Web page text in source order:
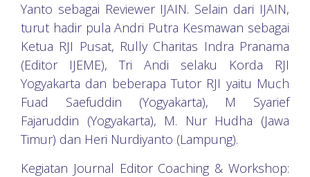
Yanto sebagai Reviewer IJAIN. Selain dari IJAIN,
turut hadir pula Andri Putra Kesmawan sebagai
Ketua RJI Pusat, Rully Charitas Indra Pranama
(Editor IJEME), Tri Andi selaku Korda RJI
Yogyakarta dan beberapa Tutor RJI yaitu Much
Fuad Saefuddin (Yogyakarta), M Syarief
Fajaruddin (Yogyakarta), M. Nur Hudha (Jawa
Timur) dan Heri Nurdiyanto (Lampung).
Kegiatan Journal Editor Coaching & Workshop: